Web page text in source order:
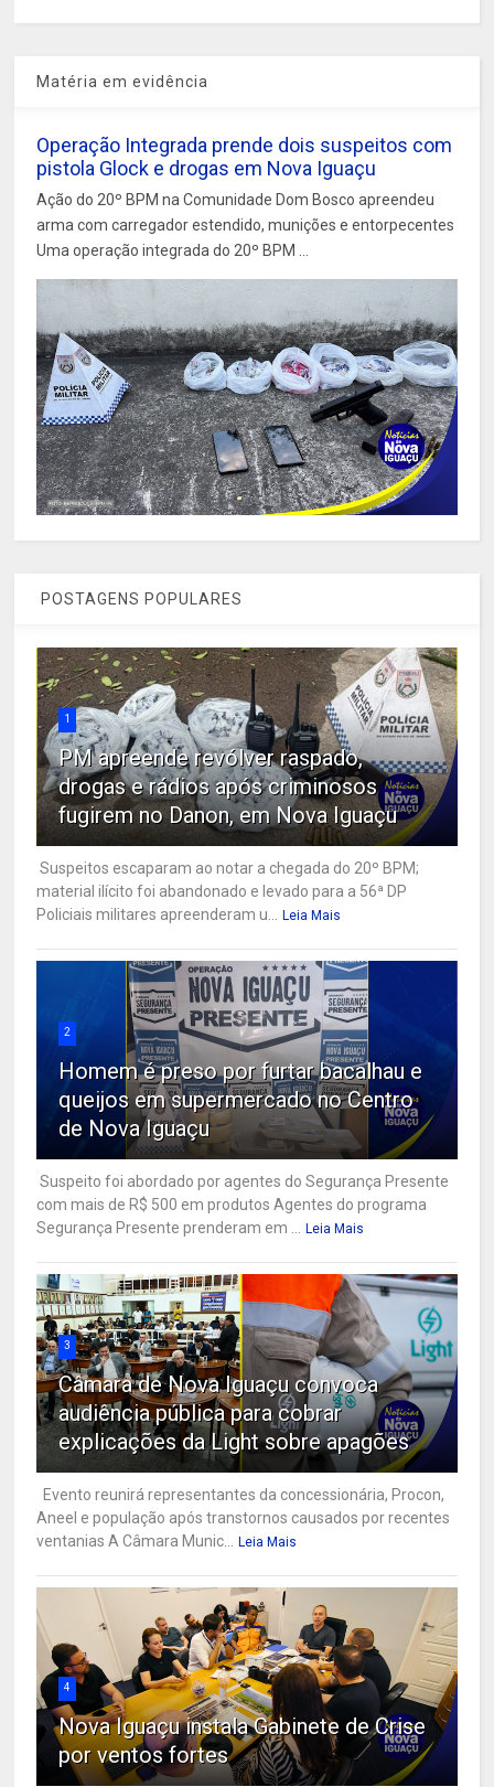
Matéria em evidência
Operação Integrada prende dois suspeitos com
pistola Glock e drogas em Nova Iguaçu
Ação do 20º BPM na Comunidade Dom Bosco apreendeu
arma com carregador estendido, munições e entorpecentes
Uma operação integrada do 20º BPM ...
POSTAGENS POPULARES
1
PM apreende revólver raspado,
drogas e rádios após criminosos
fugirem no Danon, em Nova Iguaçu
Suspeitos escaparam ao notar a chegada do 20º BPM;
material ilícito foi abandonado e levado para a 56ª DP
Policiais militares apreenderam u... Leia Mais
2
Homem é preso por furtar bacalhau e
queijos em supermercado no Centro
de Nova Iguaçu
Suspeito foi abordado por agentes do Segurança Presente
com mais de R$ 500 em produtos Agentes do programa
Segurança Presente prenderam em ... Leia Mais
3
Câmara de Nova Iguaçu convoca
audiência pública para cobrar
explicações da Light sobre apagões
Evento reunirá representantes da concessionária, Procon,
Aneel e população após transtornos causados por recentes
ventanias A Câmara Munic... Leia Mais
4
Nova Iguaçu instala Gabinete de Crise
por ventos fortes